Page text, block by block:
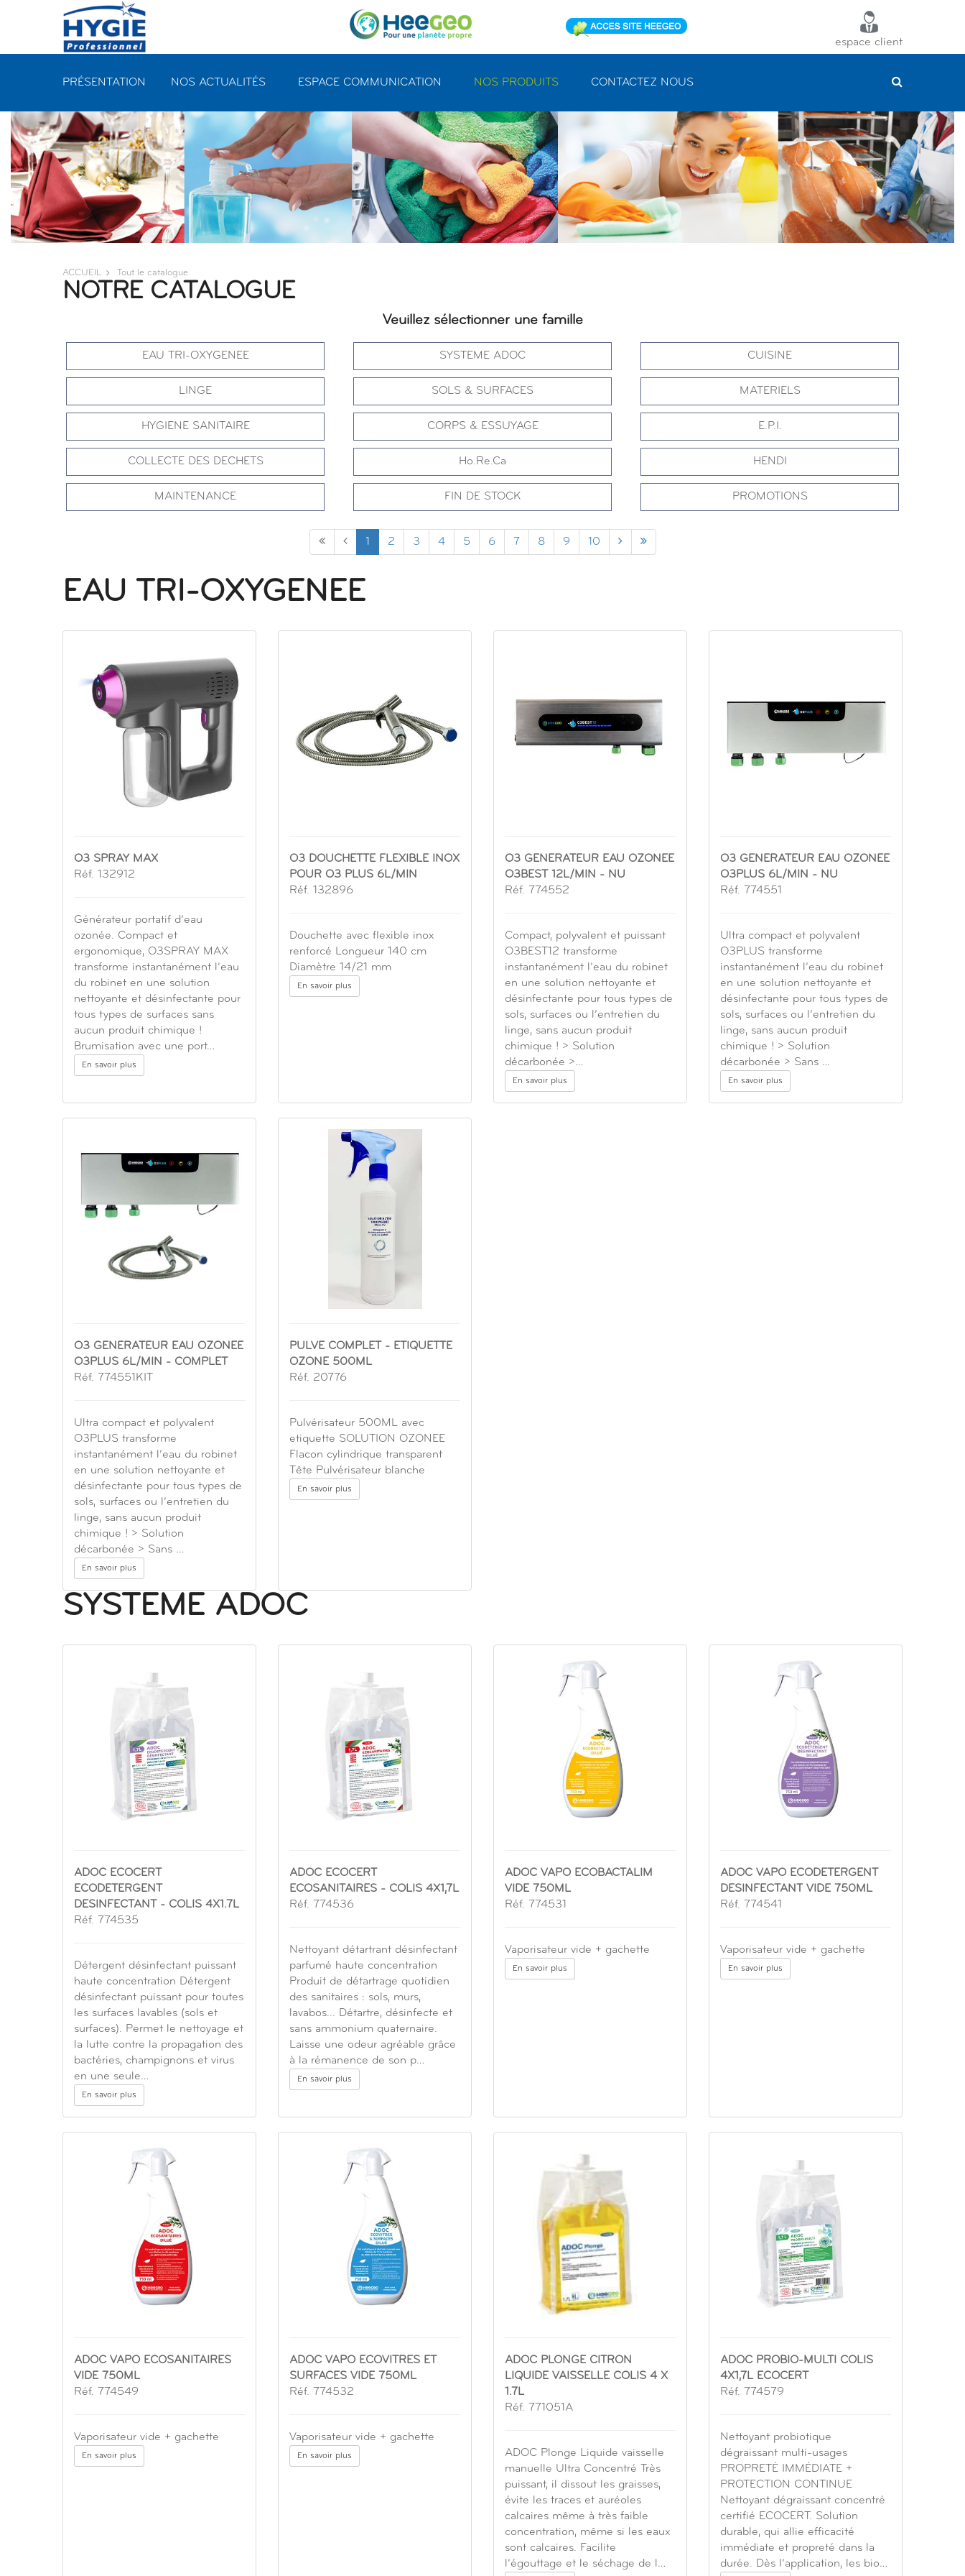
espace client
PRÉSENTATION NOS ACTUALITÉS ESPACE COMMUNICATION NOS PRODUITS CONTACTEZ NOUS
ACCUEIL Tout le catalogue
NOTRE CATALOGUE
Veuillez sélectionner une famille
EAU TRI-OXYGENEE SYSTEME ADOC CUISINE
LINGE SOLS & SURFACES MATERIELS
HYGIENE SANITAIRE CORPS & ESSUYAGE E.P.I.
COLLECTE DES DECHETS Ho.Re.Ca HENDI
MAINTENANCE FIN DE STOCK PROMOTIONS
1 2 3 4 5 6 7 8 9 10
EAU TRI-OXYGENEE
O3 SPRAY MAX
Réf. 132912
Générateur portatif d’eau
ozonée. Compact et
ergonomique, O3SPRAY MAX
transforme instantanément l’eau
du robinet en une solution
nettoyante et désinfectante pour
tous types de surfaces sans
aucun produit chimique !
Brumisation avec une port…
En savoir plus
O3 DOUCHETTE FLEXIBLE INOX
POUR O3 PLUS 6L/MIN
Réf. 132896
Douchette avec flexible inox
renforcé Longueur 140 cm
Diamètre 14/21 mm
En savoir plus
O3 GENERATEUR EAU OZONEE
O3BEST 12L/MIN - NU
Réf. 774552
Compact, polyvalent et puissant
O3BEST12 transforme
instantanément l’eau du robinet
en une solution nettoyante et
désinfectante pour tous types de
sols, surfaces ou l’entretien du
linge, sans aucun produit
chimique ! > Solution
décarbonée >…
En savoir plus
O3 GENERATEUR EAU OZONEE
O3PLUS 6L/MIN - NU
Réf. 774551
Ultra compact et polyvalent
O3PLUS transforme
instantanément l’eau du robinet
en une solution nettoyante et
désinfectante pour tous types de
sols, surfaces ou l’entretien du
linge, sans aucun produit
chimique ! > Solution
décarbonée > Sans …
En savoir plus
O3 GENERATEUR EAU OZONEE
O3PLUS 6L/MIN - COMPLET
Réf. 774551KIT
Ultra compact et polyvalent
O3PLUS transforme
instantanément l’eau du robinet
en une solution nettoyante et
désinfectante pour tous types de
sols, surfaces ou l’entretien du
linge, sans aucun produit
chimique ! > Solution
décarbonée > Sans …
En savoir plus
PULVE COMPLET - ETIQUETTE
OZONE 500ML
Réf. 20776
Pulvérisateur 500ML avec
etiquette SOLUTION OZONEE
Flacon cylindrique transparent
Tête Pulvérisateur blanche
En savoir plus
SYSTEME ADOC
ADOC ECOCERT
ECODETERGENT
DESINFECTANT - COLIS 4X1.7L
Réf. 774535
Détergent désinfectant puissant
haute concentration Détergent
désinfectant puissant pour toutes
les surfaces lavables (sols et
surfaces). Permet le nettoyage et
la lutte contre la propagation des
bactéries, champignons et virus
en une seule…
En savoir plus
ADOC ECOCERT
ECOSANITAIRES - COLIS 4X1,7L
Réf. 774536
Nettoyant détartrant désinfectant
parfumé haute concentration
Produit de détartrage quotidien
des sanitaires : sols, murs,
lavabos... Détartre, désinfecte et
sans ammonium quaternaire.
Laisse une odeur agréable grâce
à la rémanence de son p…
En savoir plus
ADOC VAPO ECOBACTALIM
VIDE 750ML
Réf. 774531
Vaporisateur vide + gachette
En savoir plus
ADOC VAPO ECODETERGENT
DESINFECTANT VIDE 750ML
Réf. 774541
Vaporisateur vide + gachette
En savoir plus
ADOC VAPO ECOSANITAIRES
VIDE 750ML
Réf. 774549
Vaporisateur vide + gachette
En savoir plus
ADOC VAPO ECOVITRES ET
SURFACES VIDE 750ML
Réf. 774532
Vaporisateur vide + gachette
En savoir plus
ADOC PLONGE CITRON
LIQUIDE VAISSELLE COLIS 4 X
1.7L
Réf. 771051A
ADOC Plonge Liquide vaisselle
manuelle Ultra Concentré Très
puissant, il dissout les graisses,
évite les traces et auréoles
calcaires même à très faible
concentration, même si les eaux
sont calcaires. Facilite
l’égouttage et le séchage de l…
ADOC PROBIO-MULTI COLIS
4X1,7L ECOCERT
Réf. 774579
Nettoyant probiotique
dégraissant multi-usages
PROPRETÉ IMMÉDIATE +
PROTECTION CONTINUE
Nettoyant dégraissant concentré
certifié ECOCERT. Solution
durable, qui allie efficacité
immédiate et propreté dans la
durée. Dès l’application, les bio…
Panneau de gestion des cookies